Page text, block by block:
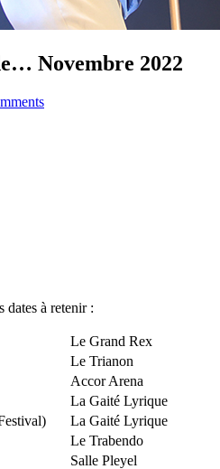
Novembre 2022
dates à retenir :
Le Grand Rex
Le Trianon
Accor Arena
La Gaité Lyrique
La Gaité Lyrique
Le Trabendo
Salle Pleyel